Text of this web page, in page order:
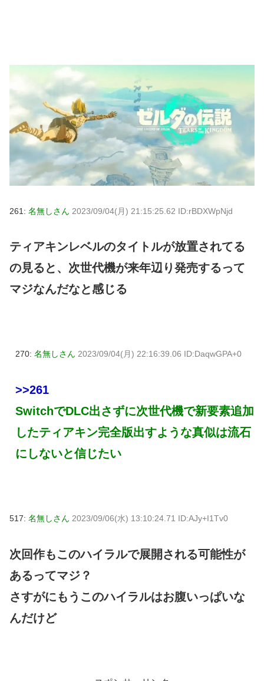
261: 名無しさん 2023/09/04(月) 21:15:25.62 ID:rBDXWpNjd
ティアキンレベルのタイトルが放置されてる
の見ると、次世代機が来年辺り発売するって
マジなんだなと感じる
270: 名無しさん 2023/09/04(月) 22:16:39.06 ID:DaqwGPA+0
>>261
SwitchでDLC出さずに次世代機で新要素追加
したティアキン完全版出すような真似は流石
にしないと信じたい
517: 名無しさん 2023/09/06(水) 13:10:24.71 ID:AJy+I1Tv0
次回作もこのハイラルで展開される可能性が
あるってマジ？
さすがにもうこのハイラルはお腹いっぱいな
んだけど